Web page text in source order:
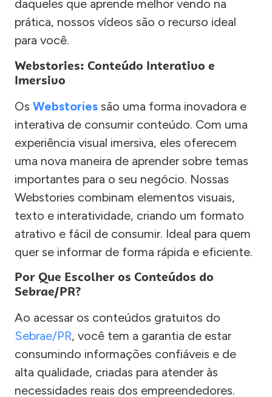
daqueles que aprende melhor vendo na
prática, nossos vídeos são o recurso ideal
para você.
Webstories: Conteúdo Interativo e
Imersivo
Os Webstories são uma forma inovadora e
interativa de consumir conteúdo. Com uma
experiência visual imersiva, eles oferecem
uma nova maneira de aprender sobre temas
importantes para o seu negócio. Nossas
Webstories combinam elementos visuais,
texto e interatividade, criando um formato
atrativo e fácil de consumir. Ideal para quem
quer se informar de forma rápida e eficiente.
Por Que Escolher os Conteúdos do
Sebrae/PR?
Ao acessar os conteúdos gratuitos do
Sebrae/PR, você tem a garantia de estar
consumindo informações confiáveis e de
alta qualidade, criadas para atender às
necessidades reais dos empreendedores.